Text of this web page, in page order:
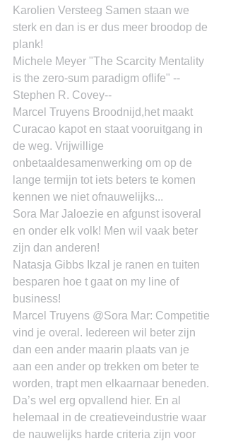
Karolien Versteeg Samen staan we
sterk en dan is er dus meer broodop de
plank!
Michele Meyer "The Scarcity Mentality
is the zero-sum paradigm oflife" --
Stephen R. Covey--
Marcel Truyens Broodnijd,het maakt
Curacao kapot en staat vooruitgang in
de weg. Vrijwillige
onbetaaldesamenwerking om op de
lange termijn tot iets beters te komen
kennen we niet ofnauwelijks...
Sora Mar Jaloezie en afgunst isoveral
en onder elk volk! Men wil vaak beter
zijn dan anderen!
Natasja Gibbs Ikzal je ranen en tuiten
besparen hoe t gaat on my line of
business!
Marcel Truyens @Sora Mar: Competitie
vind je overal. Iedereen wil beter zijn
dan een ander maarin plaats van je
aan een ander op trekken om beter te
worden, trapt men elkaarnaar beneden.
Da’s wel erg opvallend hier. En al
helemaal in de creatieveindustrie waar
de nauwelijks harde criteria zijn voor